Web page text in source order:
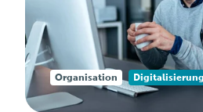
Organisation Digitalisierung